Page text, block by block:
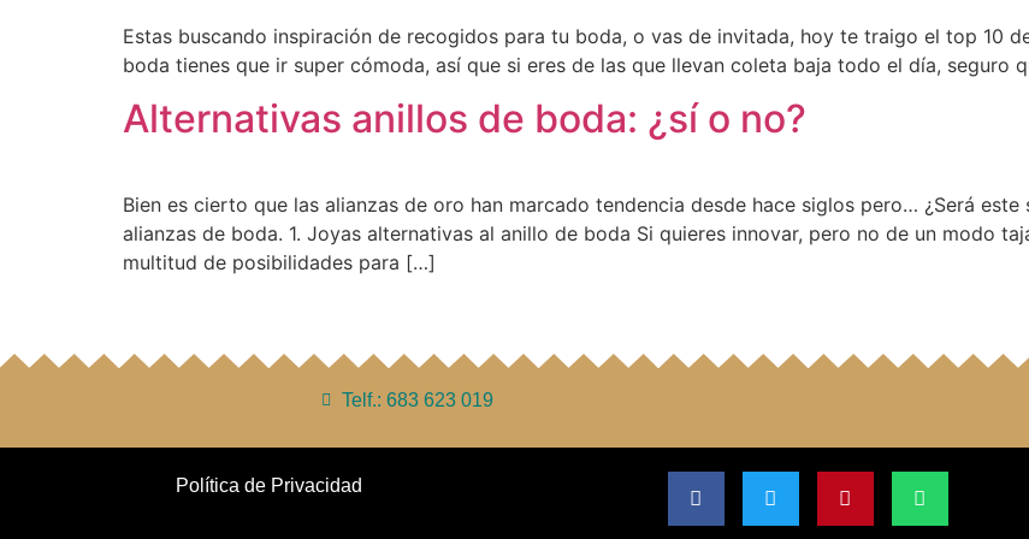
Estas buscando inspiración de recogidos para tu boda, o vas de invitada, hoy te traigo el top 10
boda tienes que ir super cómoda, así que si eres de las que llevan coleta baja todo el día, seguro
Alternativas anillos de boda: ¿sí o no?
Bien es cierto que las alianzas de oro han marcado tendencia desde hace siglos pero… ¿Será
alianzas de boda. 1. Joyas alternativas al anillo de boda Si quieres innovar, pero no de un modo
multitud de posibilidades para […]
Telf.: 683 623 019
Política de Privacidad